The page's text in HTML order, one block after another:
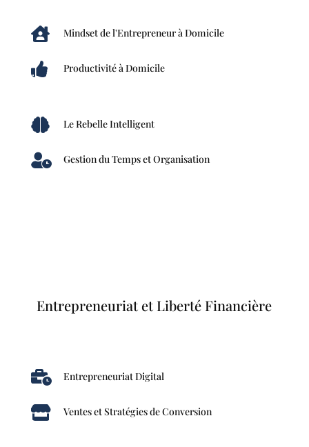
 Mindset de l'Entrepreneur à Domicile
 Productivité à Domicile
 Le Rebelle Intelligent
 Gestion du Temps et Organisation
Entrepreneuriat et Liberté Financière
 Entrepreneuriat Digital
 Ventes et Stratégies de Conversion